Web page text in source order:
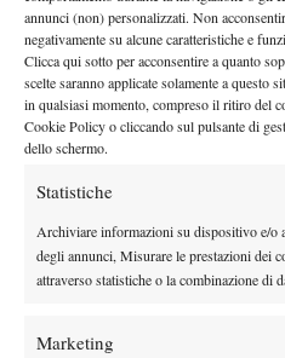
annunci (non) personalizzati. Non
negativamente su alcune caratteristiche e
Clicca qui sotto per acconsentire a quanto
scelte saranno applicate solamente a
in qualsiasi momento, compreso il ritiro del
Cookie Policy o cliccando sul pulsante di
dello schermo.
Statistiche
Archiviare informazioni su dispositivo e/o
degli annunci, Misurare le prestazioni dei
attraverso statistiche o la combinazione di
Marketing
padroni di casa, regalando alla
di novembre a Bologna. Un trionfo
memoria: “È stato il giorno più
così, in trasferta, contro
stato incredibile. Ho ricevuto
Nella stessa occasione, il belga
nascita del nuovo torneo nella
evento di questo livello. Il tennis
e credo che questo torneo possa
Giovane e ancora poco